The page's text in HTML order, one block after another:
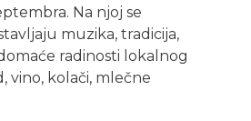
Na njoj se
muzika, tradicija,
radinosti lokalnog
vino, kolači, mlečne